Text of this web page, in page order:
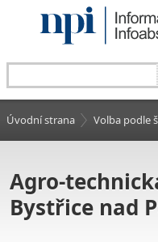
Úvodní strana Volba podle
Agro-
Bystřice nad